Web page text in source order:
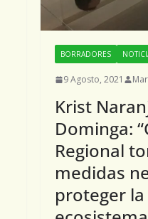
BORRADORES
9 Agosto, 2021
Krist
Dominga:
Regional
medidas
proteger